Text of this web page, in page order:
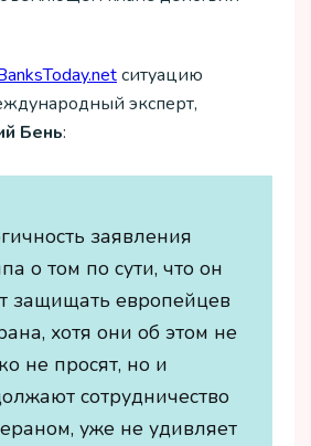
ситуацию
эксперт,
Бень:
заявления
о том по сути, что он
защищать европейцев
хотя они об этом не
не просят, но и
сотрудничество
уже не удивляет